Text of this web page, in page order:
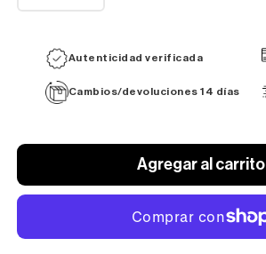
Autenticidad verificada
Cambios/devoluciones 14 días
Agregar al carrito